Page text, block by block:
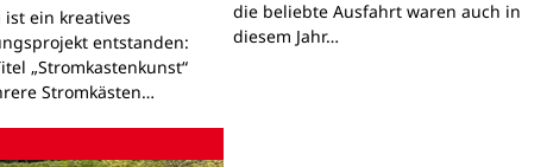
ein kreatives
entstanden:
„Stromkastenkunst“
Stromkästen…
die beliebte Ausfahrt waren auch in
diesem Jahr…